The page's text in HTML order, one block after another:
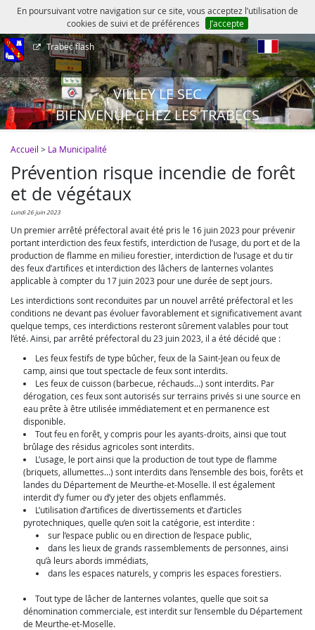
En poursuivant votre navigation sur ce site, vous acceptez l’utilisation de
cookies de suivi et de préférences
J’accepte
Trabec flash
VILLEY LE SEC
BIENVENUE CHEZ LES TRABECS
Accueil > La Municipalité
Prévention risque incendie de forêt
et de végétaux
lundi 26 juin 2023
Un premier arrêté préfectoral avait été pris le 16 juin 2023 pour prévenir
portant interdiction des feux festifs, interdiction de l’usage, du port et de la
production de flamme en milieu forestier, interdiction de l’usage et du tir
des feux d’artifices et interdiction des lâchers de lanternes volantes
applicable à compter du 17 juin 2023 pour une durée de sept jours.
Les interdictions sont reconduites par un nouvel arrêté préfectoral et les
conditions ne devant pas évoluer favorablement et significativement avant
quelque temps, ces interdictions resteront sûrement valables pour tout
l’été. Ainsi, par arrêté préfectoral du 23 juin 2023, il a été décidé que :
Les feux festifs de type bûcher, feux de la Saint-Jean ou feux de
camp, ainsi que tout spectacle de feux sont interdits.
Les feux de cuisson (barbecue, réchauds…) sont interdits. Par
dérogation, ces feux sont autorisés sur terrains privés si une source en
eau prête à être utilisée immédiatement et en permanence est
disponible.
Tout feu en forêt, y compris pour les ayants-droits, ainsi que tout
brûlage des résidus agricoles sont interdits.
L’usage, le port ainsi que la production de tout type de flamme
(briquets, allumettes…) sont interdits dans l’ensemble des bois, forêts et
landes du Département de Meurthe-et-Moselle. Il est également
interdit d’y fumer ou d’y jeter des objets enflammés.
L’utilisation d’artifices de divertissements et d’articles
pyrotechniques, quelle qu’en soit la catégorie, est interdite :
sur l’espace public ou en direction de l’espace public,
dans les lieux de grands rassemblements de personnes, ainsi
qu’à leurs abords immédiats,
dans les espaces naturels, y compris les espaces forestiers.
Tout type de lâcher de lanternes volantes, quelle que soit sa
dénomination commerciale, est interdit sur l’ensemble du Département
de Meurthe-et-Moselle.